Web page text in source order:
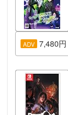
ADV 7,480円